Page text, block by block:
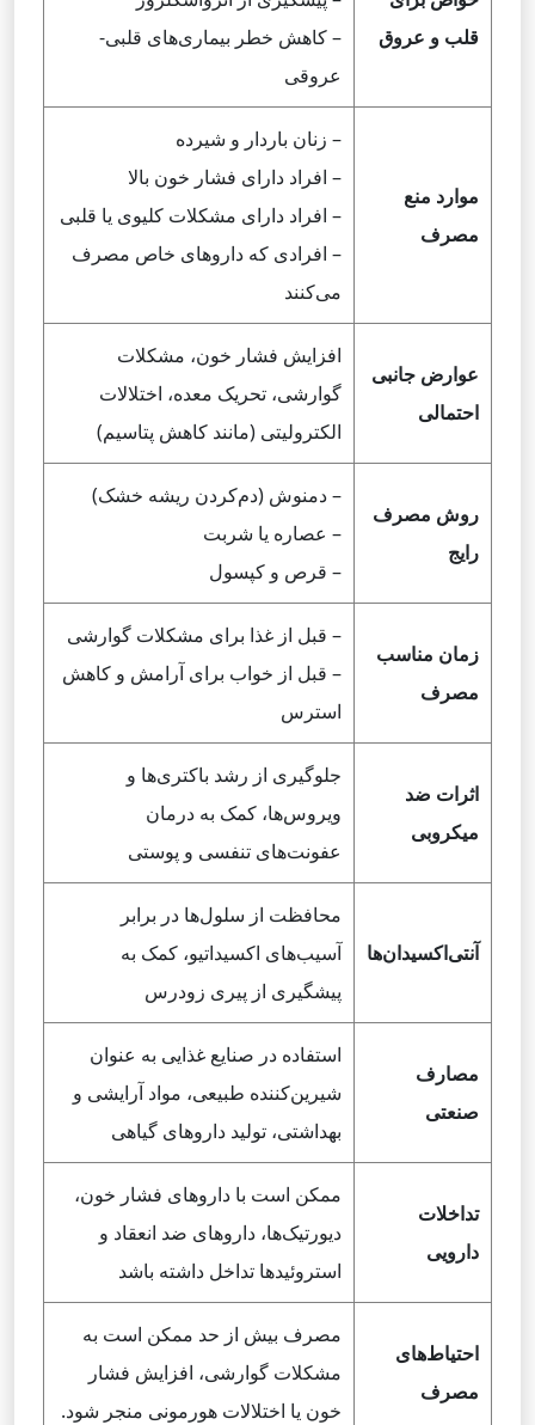
قلب و عروق
– کاهش خطر بیماری‌های قلبی-
عروقی
موارد منع
مصرف
– زنان باردار و شیرده
– افراد دارای فشار خون بالا
– افراد دارای مشکلات کلیوی یا قلبی
– افرادی که داروهای خاص مصرف
می‌کنند
عوارض جانبی
احتمالی
افزایش فشار خون، مشکلات
گوارشی، تحریک معده، اختلالات
الکترولیتی (مانند کاهش پتاسیم)
روش مصرف
رایج
– دمنوش (دم‌کردن ریشه خشک)
– عصاره یا شربت
– قرص و کپسول
زمان مناسب
مصرف
– قبل از غذا برای مشکلات گوارشی
– قبل از خواب برای آرامش و کاهش
استرس
اثرات ضد
میکروبی
جلوگیری از رشد باکتری‌ها و
ویروس‌ها، کمک به درمان
عفونت‌های تنفسی و پوستی
آنتی‌اکسیدان‌ها
محافظت از سلول‌ها در برابر
آسیب‌های اکسیداتیو، کمک به
پیشگیری از پیری زودرس
مصارف
صنعتی
استفاده در صنایع غذایی به عنوان
شیرین‌کننده طبیعی، مواد آرایشی و
بهداشتی، تولید داروهای گیاهی
تداخلات
دارویی
ممکن است با داروهای فشار خون،
دیورتیک‌ها، داروهای ضد انعقاد و
استروئیدها تداخل داشته باشد
احتیاط‌های
مصرف
مصرف بیش از حد ممکن است به
مشکلات گوارشی، افزایش فشار
خون یا اختلالات هورمونی منجر شود.